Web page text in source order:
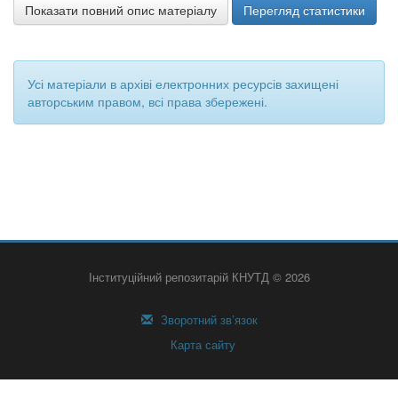
Показати повний опис матеріалу Перегляд статистики
Усі матеріали в архіві електронних ресурсів захищені
авторським правом, всі права збережені.
Інституційний репозитарій КНУТД © 2026
Зворотний зв’язок
Карта сайту